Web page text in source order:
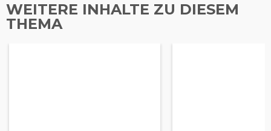
WEITERE INHALTE ZU DIESEM
THEMA